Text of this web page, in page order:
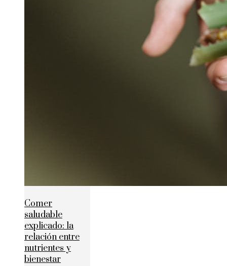
Comer
saludable
explicado: la
relación entre
nutrientes y
bienestar